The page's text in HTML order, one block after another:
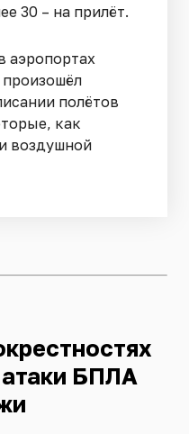
30 – на прилёт.
аэропортах
полётов
как
воздушной
БПЛА